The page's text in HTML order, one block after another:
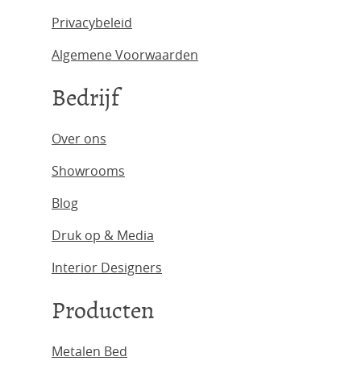
Privacybeleid
Algemene Voorwaarden
Bedrijf
Over ons
Showrooms
Blog
Druk op & Media
Interior Designers
Producten
Metalen Bed